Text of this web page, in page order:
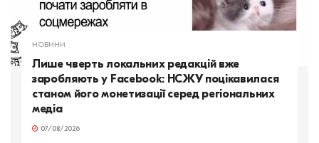
НОВИНИ
Лише чверть локальних редакцій вже
заробляють у Facebook: НСЖУ поцікавилася
станом його монетизації серед регіональних
медіа
07/08/2026